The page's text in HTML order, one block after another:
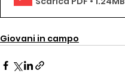
Giovani in campo